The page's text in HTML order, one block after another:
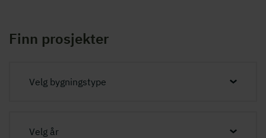
Finn prosjekter
Velg bygningstype
Velg år